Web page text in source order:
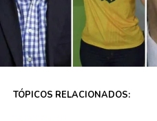
TÓPICOS RELACIONADOS: